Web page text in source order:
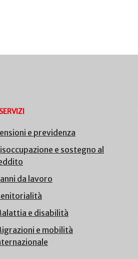
SERVIZI
e previdenza
e sostegno al
da lavoro
e disabilità
e mobilità